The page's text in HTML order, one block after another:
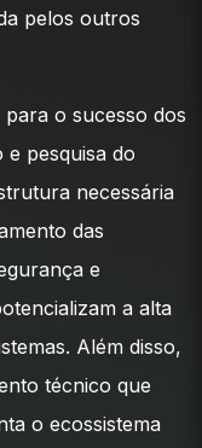
pelos outros
o sucesso dos
pesquisa do
necessária
das
e
a alta
Além disso,
técnico que
o ecossistema